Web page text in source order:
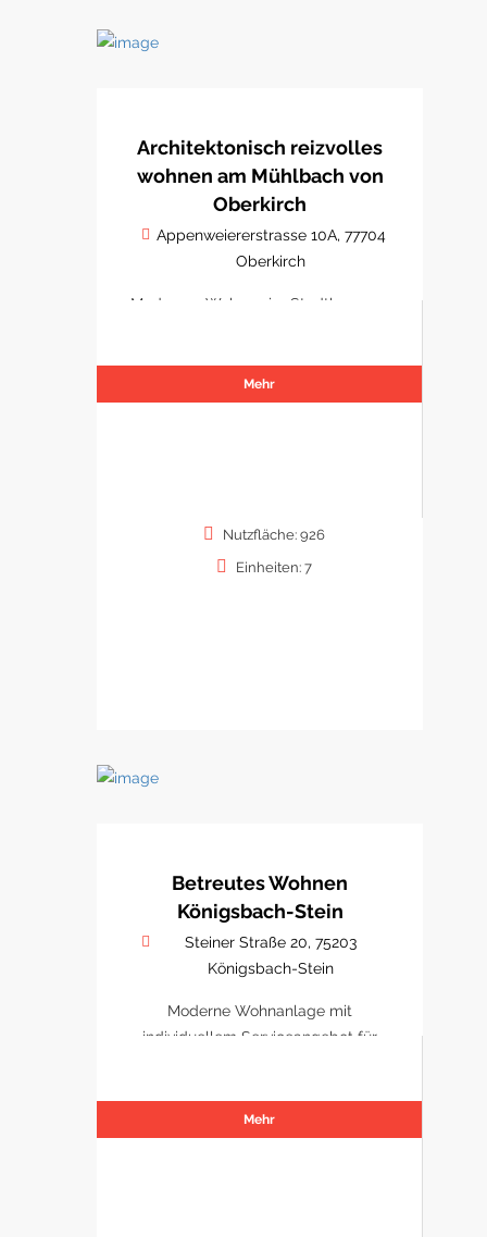
Architektonisch reizvolles
wohnen am Mühlbach von
Oberkirch
Appenweiererstrasse 10A, 77704
Oberkirch
Modernes Wohnen im Stadtkern von
Mehr
Nutzfläche: 926
Einheiten: 7
Betreutes Wohnen
Königsbach-Stein
Steiner Straße 20, 75203
Königsbach-Stein
Moderne Wohnanlage mit
individuellem Serviceangebot für
Mehr